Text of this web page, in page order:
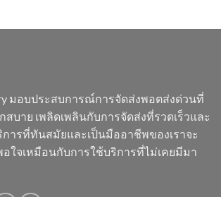
มอบประสบการณ์การจัดส่งพอตส่งด่วนที่
สบาย เพลิดเพลินกับการจัดส่งที่รวดเร็วและ
ารที่ทันสมัยและเป็นมืออาชีพของเราจะ
ใจเหมือนกับการใช้บริการที่ไม่เคยมีมา